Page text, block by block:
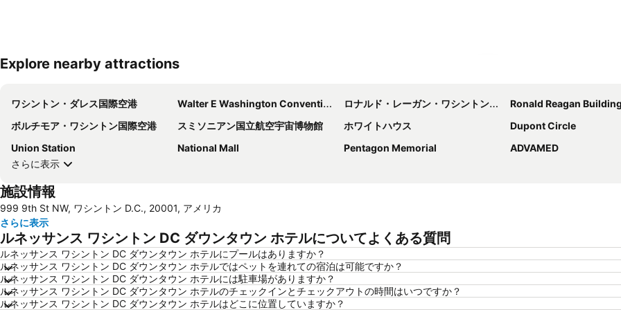
Explore nearby attractions
ワシントン・ダレス国際空港 Walter E Washington Convention Center ロナルド・レーガン・ワシントン・ナショナル空港
Ronald Reagan Building and
ボルチモア・ワシントン国際空港
スミソニアン国立航空宇宙博物館 ホワイトハウス
Dupont Circle
Union Station
National Mall Pentagon Memorial
ADVAMED
さらに表示
施設情報
999 9th St NW, ワシントン D.C., 20001, アメリカ
さらに表示
ルネッサンス ワシントン DC ダウンタウン ホテルについてよくある質問
ルネッサンス ワシントン DC ダウンタウン ホテルにプールはありますか？
ルネッサンス ワシントン DC ダウンタウン ホテルではペットを連れての宿泊は可能ですか？
ルネッサンス ワシントン DC ダウンタウン ホテルには駐車場がありますか？
ルネッサンス ワシントン DC ダウンタウン ホテルのチェックインとチェックアウトの時間はいつですか？
ルネッサンス ワシントン DC ダウンタウン ホテルはどこに位置していますか？